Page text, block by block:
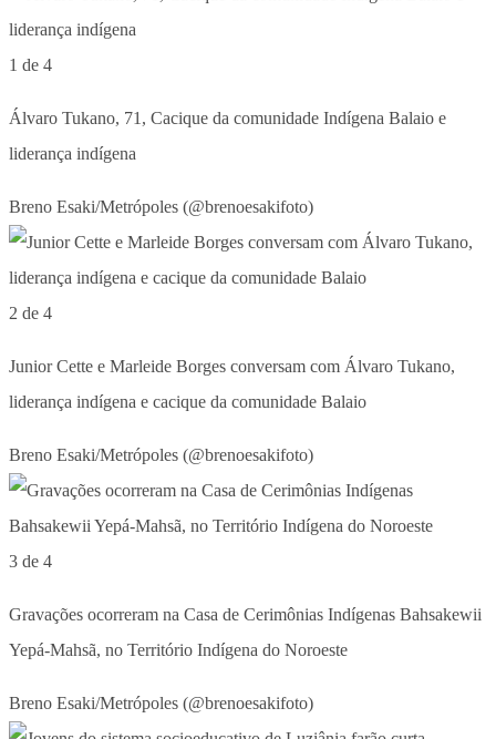
1 de 4
Álvaro Tukano, 71, Cacique da comunidade Indígena Balaio e
liderança indígena
Breno Esaki/Metrópoles (@brenoesakifoto)
2 de 4
Junior Cette e Marleide Borges conversam com Álvaro Tukano,
liderança indígena e cacique da comunidade Balaio
Breno Esaki/Metrópoles (@brenoesakifoto)
3 de 4
Gravações ocorreram na Casa de Cerimônias Indígenas Bahsakewii
Yepá-Mahsã, no Território Indígena do Noroeste
Breno Esaki/Metrópoles (@brenoesakifoto)